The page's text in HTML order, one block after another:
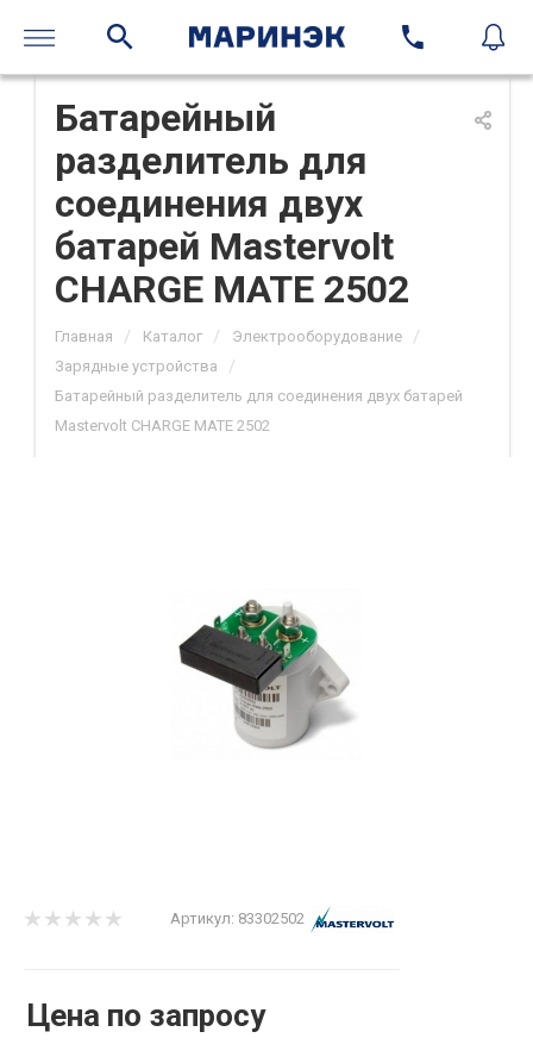
Батарейный
разделитель для
соединения двух
батарей Mastervolt
CHARGE MATE 2502
Главная / Каталог / Электрооборудование /
Зарядные устройства /
Батарейный разделитель для соединения двух батарей
Mastervolt CHARGE MATE 2502
Артикул: 83302502
Цена по запросу